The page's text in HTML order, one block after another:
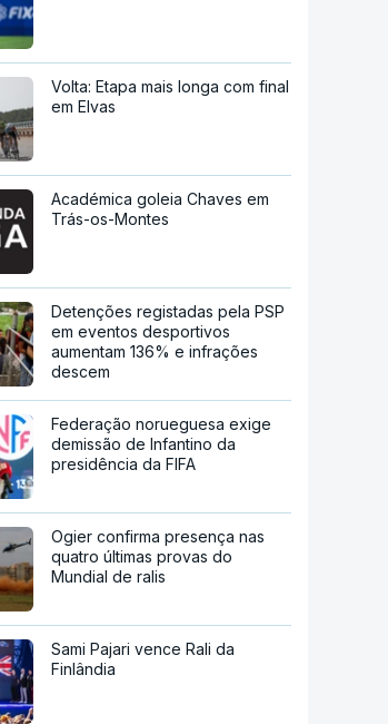
Volta: Etapa mais longa com final
em Elvas
Académica goleia Chaves em
Trás-os-Montes
Detenções registadas pela PSP
em eventos desportivos
aumentam 136% e infrações
descem
Federação norueguesa exige
demissão de Infantino da
presidência da FIFA
Ogier confirma presença nas
quatro últimas provas do
Mundial de ralis
Sami Pajari vence Rali da
Finlândia